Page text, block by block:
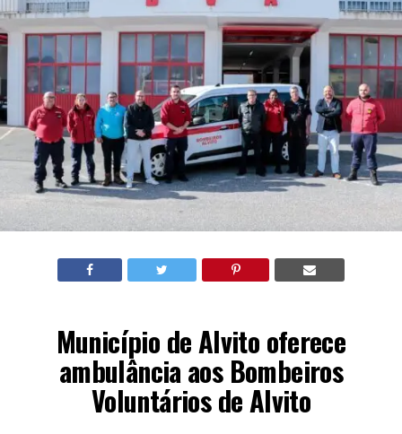
Município de Alvito oferece
ambulância aos Bombeiros
Voluntários de Alvito